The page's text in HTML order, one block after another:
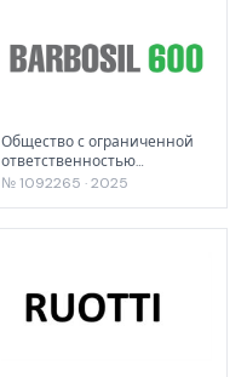
Общество с ограниченной
ответственностью
«ХимРусАгро»
№ 1092265 · 2025